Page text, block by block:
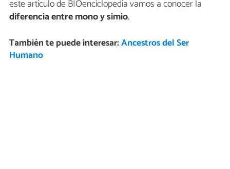
este artículo de BIOenciclopedia vamos a conocer la
diferencia entre mono y simio.
También te puede interesar:Ancestros del Ser
Humano